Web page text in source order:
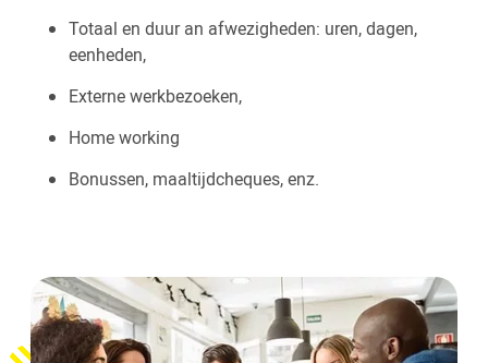
Totaal en duur an afwezigheden: uren, dagen,
eenheden,
Externe werkbezoeken,
Home working
Bonussen, maaltijdcheques, enz.